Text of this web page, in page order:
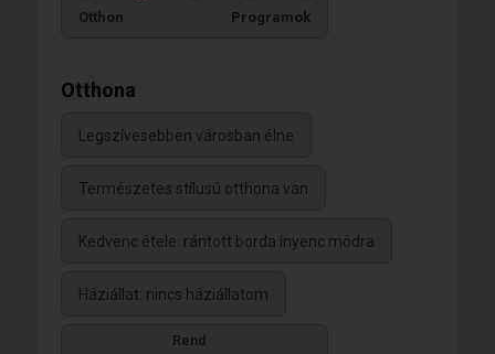
Otthon Programok
Otthona
Legszívesebben városban élne
Természetes stílusú otthona van
Kedvenc étele: rántott borda ínyenc módra
Háziállat: nincs háziállatom
Rend